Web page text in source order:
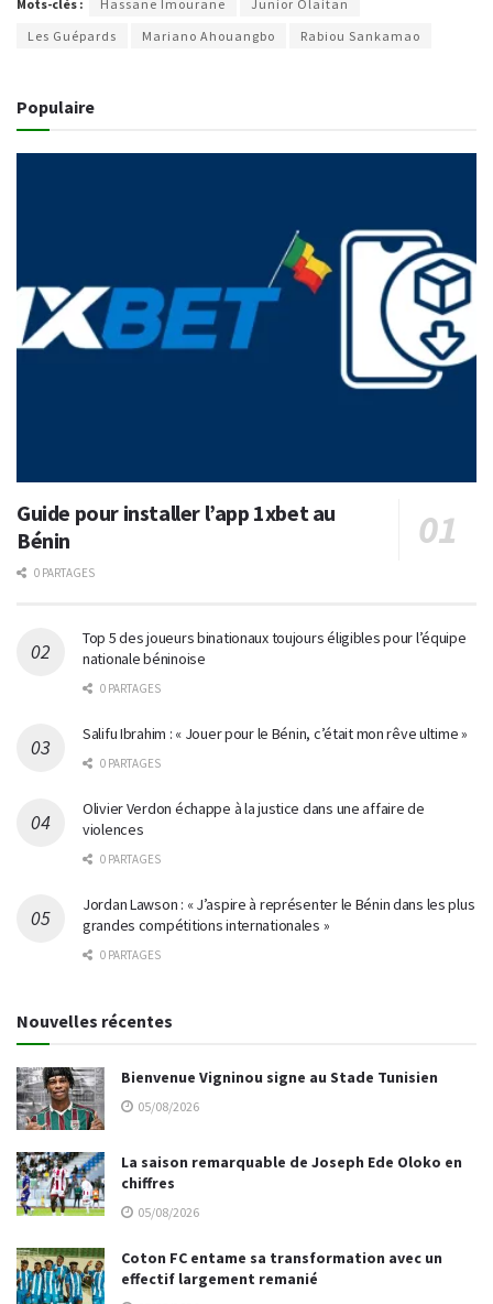
Mots-clés : Hassane Imourane
Junior Olaitan
Les Guépards
Mariano Ahouangbo Rabiou Sankamao
Populaire
Guide pour installer l’app 1xbet au
Bénin
0 PARTAGES
Top 5 des joueurs binationaux toujours éligibles pour l’équipe
nationale béninoise
0 PARTAGES
Salifu Ibrahim : « Jouer pour le Bénin, c’était mon rêve ultime »
0 PARTAGES
Olivier Verdon échappe à la justice dans une affaire de
violences
0 PARTAGES
Jordan Lawson : « J’aspire à représenter le Bénin dans les plus
grandes compétitions internationales »
0 PARTAGES
Nouvelles récentes
Bienvenue Vigninou signe au Stade Tunisien
05/08/2026
La saison remarquable de Joseph Ede Oloko en
chiffres
05/08/2026
Coton FC entame sa transformation avec un
effectif largement remanié